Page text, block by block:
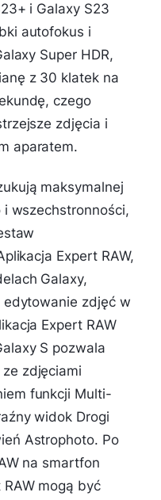
i Galaxy S23
autofokus i
Super HDR,
z 30 klatek na
czego
zdjęcia i
aparatem.
maksymalnej
wszechstronności,
Expert RAW,
Galaxy,
zdjęć w
Expert RAW
S pozwala
zdjęciami
funkcji Multi-
widok Drogi
Astrophoto. Po
na smartfon
mogą być